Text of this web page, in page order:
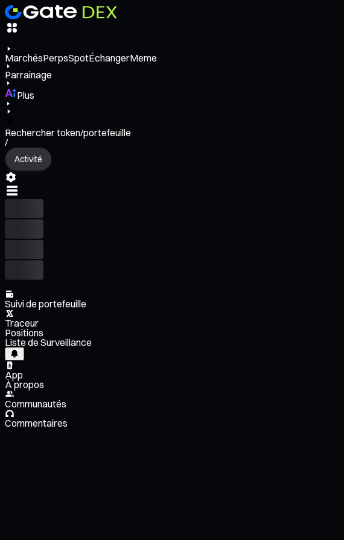
MarchésPerpsSpotÉchangerMeme
Parrainage
Plus
Rechercher token/portefeuille
/
Activité
Suivi de portefeuille
Traceur
Positions
Liste de Surveillance
App
À propos
Communautés
Commentaires